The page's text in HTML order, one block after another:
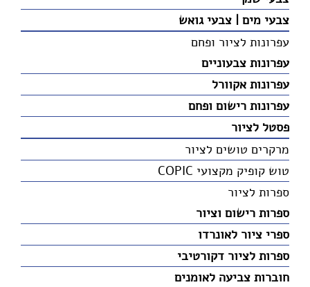
צבעי מים | צבעי גואש
עפרונות לציור ופחם
עפרונות צבעוניים
עפרונות אקוורל
עפרונות רישום ופחם
פסטל לציור
מרקרים טושים לציור
טוש קופיק מקצועי COPIC
ספרות לציור
ספרות רישום וציור
ספרי ציור לאונרדו
ספרות לציור דקורטיבי
חוברות צביעה לאומנים